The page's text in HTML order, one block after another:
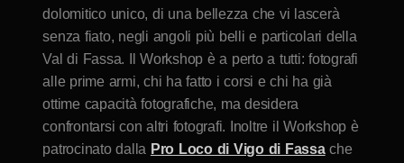
dolomitico unico, di una bellezza che vi lascerà
senza fiato, negli angoli più belli e particolari della
Val di Fassa. Il Workshop è a perto a tutti: fotografi
alle prime armi, chi ha fatto i corsi e chi ha già
ottime capacità fotografiche, ma desidera
confrontarsi con altri fotografi. Inoltre il Workshop è
patrocinato dalla Pro Loco di Vigo di Fassache